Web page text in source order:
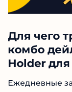
Для чего
комбо
Holder
Ежедневные